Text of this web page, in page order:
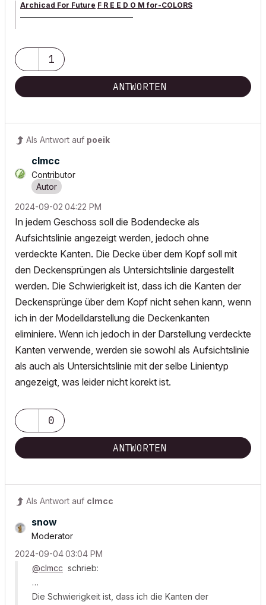
Archicad For Future F R E E D O M for-COLORS
1
ANTWORTEN
Als Antwort auf poeik
clmcc
Contributor
‎2024-09-02 04:22 PM
In jedem Geschoss soll die Bodendecke als
Aufsichtslinie angezeigt werden, jedoch ohne
verdeckte Kanten. Die Decke über dem Kopf soll mit
den Deckensprüngen als Untersichtslinie dargestellt
werden. Die Schwierigkeit ist, dass ich die Kanten der
Deckensprünge über dem Kopf nicht sehen kann, wenn
ich in der Modelldarstellung die Deckenkanten
eliminiere. Wenn ich jedoch in der Darstellung verdeckte
Kanten verwende, werden sie sowohl als Aufsichtslinie
als auch als Untersichtslinie mit der selbe Linientyp
angezeigt, was leider nicht korekt ist.
0
ANTWORTEN
Als Antwort auf clmcc
snow
Moderator
‎2024-09-0403:04 PM
@clmcc schrieb:
…
Die Schwierigkeit ist, dass ich die Kanten der